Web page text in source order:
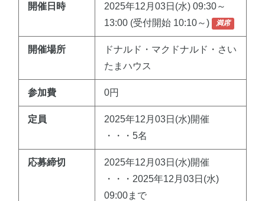
開催日時
2025年12月03日(水) 09:30～
13:00 (受付開始 10:10～)
満席
開催場所
ドナルド・マクドナルド・さい
たまハウス
参加費 0円
定員
2025年12月03日(水)開催
・・・5名
応募締切
2025年12月03日(水)開催
・・・2025年12月03日(水)
09:00まで